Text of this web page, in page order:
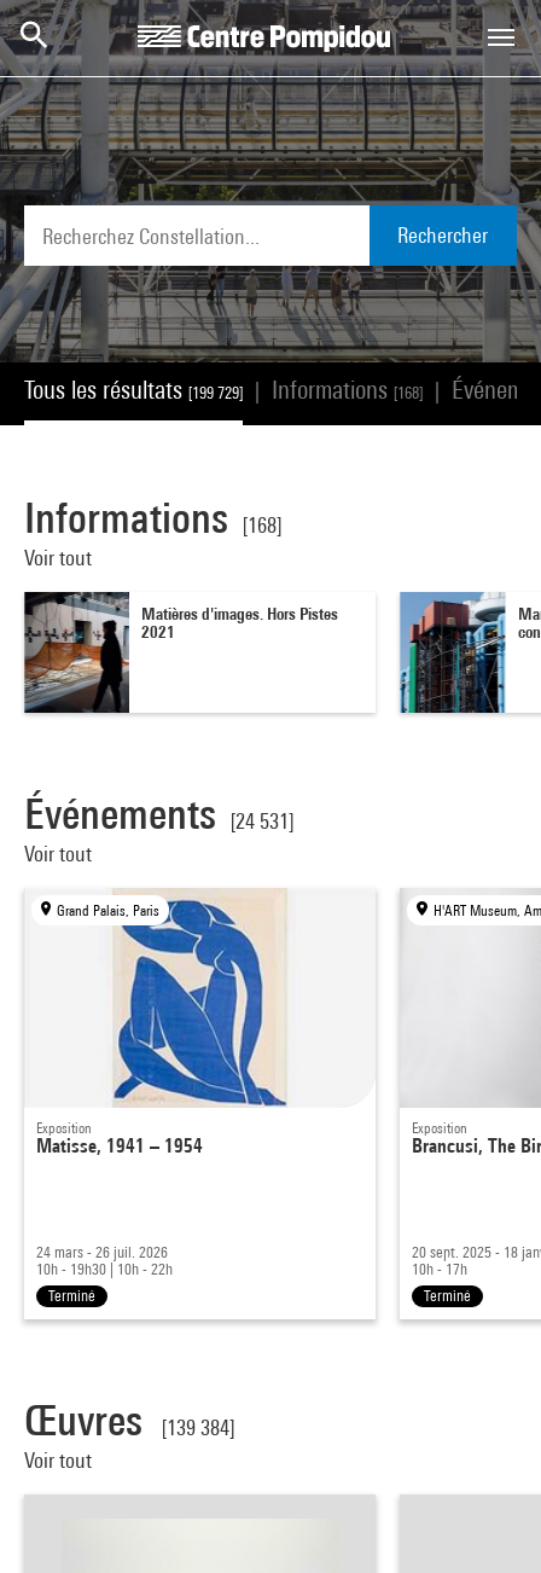
Aller au contenu principal
Centre Pompidou
Rechercher
Tous les résultats [199 729] Informations [168]
Informations
[168]
Voir tout
Matières d'images. Hors Pistes
2021
Événements
[24 531]
Voir tout
Grand Palais, Paris
Exposition
Matisse, 1941 – 1954
24 mars - 26 juil. 2026
10h - 19h30
10h - 22h
Terminé
H'ART Museum,
Exposition
Brancusi, The
20 sept. 2025 - 18
10h - 17h
Terminé
Œuvres
[139 384]
Voir tout